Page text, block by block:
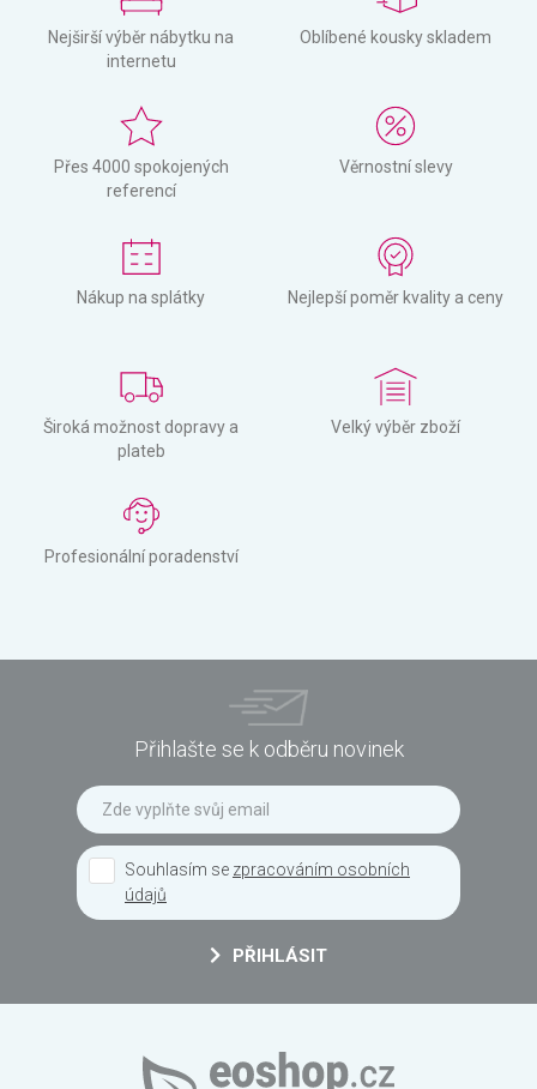
Nejširší výběr nábytku na
internetu
Oblíbené kousky skladem
Přes 4000 spokojených
referencí
Věrnostní slevy
Nákup na splátky Nejlepší poměr kvality a ceny
Široká možnost dopravy a
plateb
Velký výběr zboží
Profesionální poradenství
Přihlašte se k odběru novinek
Souhlasím se zpracováním osobních
údajů
PŘIHLÁSIT